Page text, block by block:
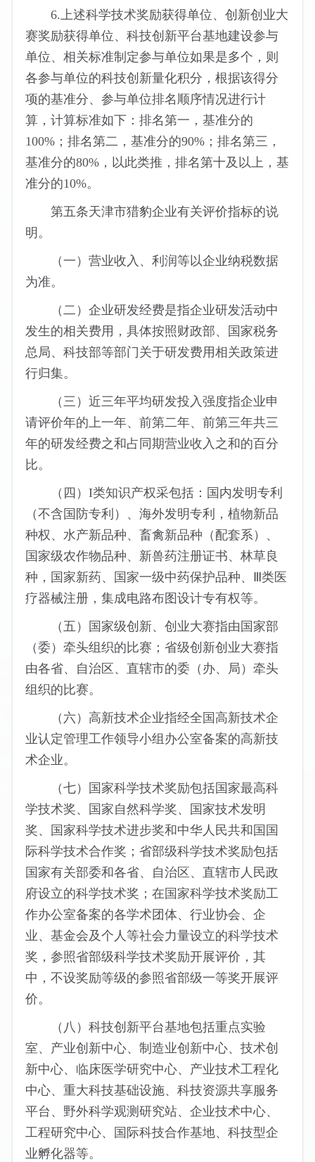
6.上述科学技术奖励获得单位、创新创业大
赛奖励获得单位、科技创新平台基地建设参与
单位、相关标准制定参与单位如果是多个，则
各参与单位的科技创新量化积分，根据该得分
项的基准分、参与单位排名顺序情况进行计
算，计算标准如下：排名第一，基准分的
100%；排名第二，基准分的90%；排名第三，
基准分的80%，以此类推，排名第十及以上，基
准分的10%。
第五条天津市猎豹企业有关评价指标的说
明。
（一）营业收入、利润等以企业纳税数据
为准。
（二）企业研发经费是指企业研发活动中
发生的相关费用，具体按照财政部、国家税务
总局、科技部等部门关于研发费用相关政策进
行归集。
（三）近三年平均研发投入强度指企业申
请评价年的上一年、前第二年、前第三年共三
年的研发经费之和占同期营业收入之和的百分
比。
（四）I类知识产权采包括：国内发明专利
（不含国防专利）、海外发明专利，植物新品
种权、水产新品种、畜禽新品种（配套系）、
国家级农作物品种、新兽药注册证书、林草良
种，国家新药、国家一级中药保护品种、Ⅲ类医
疗器械注册，集成电路布图设计专有权等。
（五）国家级创新、创业大赛指由国家部
（委）牵头组织的比赛；省级创新创业大赛指
由各省、自治区、直辖市的委（办、局）牵头
组织的比赛。
（六）高新技术企业指经全国高新技术企
业认定管理工作领导小组办公室备案的高新技
术企业。
（七）国家科学技术奖励包括国家最高科
学技术奖、国家自然科学奖、国家技术发明
奖、国家科学技术进步奖和中华人民共和国国
际科学技术合作奖；省部级科学技术奖励包括
国家有关部委和各省、自治区、直辖市人民政
府设立的科学技术奖；在国家科学技术奖励工
作办公室备案的各学术团体、行业协会、企
业、基金会及个人等社会力量设立的科学技术
奖，参照省部级科学技术奖励开展评价，其
中，不设奖励等级的参照省部级一等奖开展评
价。
（八）科技创新平台基地包括重点实验
室、产业创新中心、制造业创新中心、技术创
新中心、临床医学研究中心、产业技术工程化
中心、重大科技基础设施、科技资源共享服务
平台、野外科学观测研究站、企业技术中心、
工程研究中心、国际科技合作基地、科技型企
业孵化器等。